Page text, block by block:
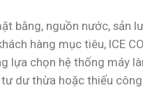
bằng, nguồn nước, sản
hàng mục tiêu, ICE
lựa chọn hệ thống máy
dư thừa hoặc thiếu